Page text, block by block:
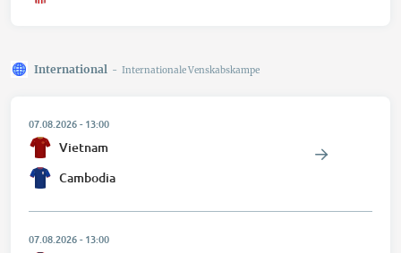
International - Internationale Venskabskampe
07.08.2026-13:00
Vietnam
Cambodia
07.08.2026-13:00